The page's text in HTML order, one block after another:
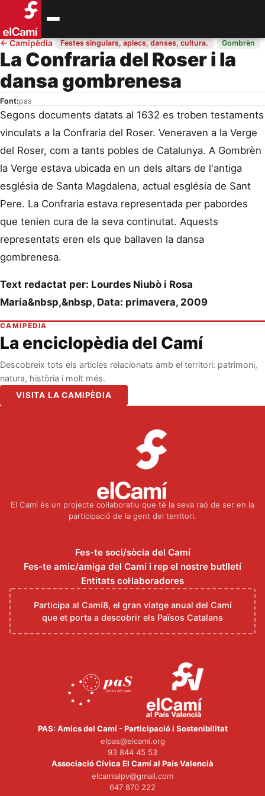
←Camipèdia· Festes singulars, aplecs, danses, cultura. · Gombrèn
La Confraria del Roser i la
dansa gombrenesa
Font:pas
Segons documents datats al 1632 es troben testaments
vinculats a la Confraria del Roser. Veneraven a la Verge
del Roser, com a tants pobles de Catalunya. A Gombrèn
la Verge estava ubicada en un dels altars de l'antiga
església de Santa Magdalena, actual església de Sant
Pere. La Confraria estava representada per pabordes
que tenien cura de la seva continutat. Aquests
representats eren els que ballaven la dansa
gombrenesa.
Text redactat per: Lourdes Niubò i Rosa
Maria&nbsp,&nbsp, Data: primavera, 2009
CAMIPÈDIA
La enciclopèdia del Camí
Descobreix tots els articles relacionats amb el territori: patrimoni,
natura, història i molt més.
VISITA LA CAMIPÈDIA
El Camí és un projecte col·laboratiu que té la seva raó de ser en la
participació de la gent del territori.
Fes-te soci/sòcia del Camí
Fes-te amic/amiga del Camí i rep el nostre butlletí
Entitats col·laboradores
Participa al Camí8, el gran viatge anual del Camí
que et porta a descobrir els Països Catalans
PAS: Amics del Camí - Participació i Sostenibilitat
elpas@elcami.org
93 844 45 53
Associació Cívica El Camí al País Valencià
elcamialpv@gmail.com
647 870 222